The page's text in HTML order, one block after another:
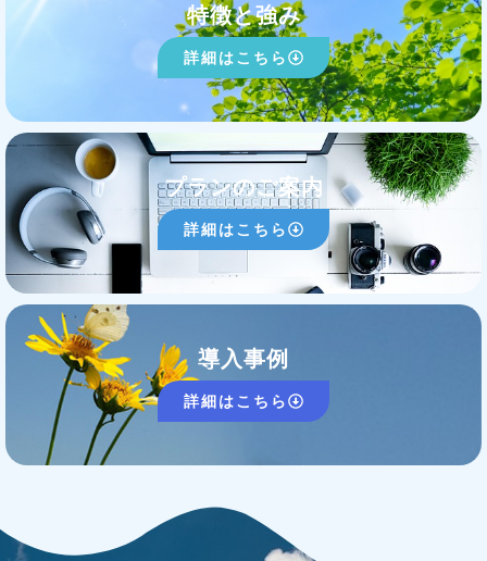
特徴と強み
詳細はこちら
プランのご案内
詳細はこちら
導入事例
詳細はこちら